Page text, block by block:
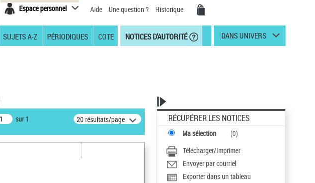
Espace personnel Aide Une question ? Historique
SUJETS A-Z PÉRIODIQUES COTE NOTICES D'AUTORITÉ DANS UNIVERS
sur 1 20 résultats/page RÉCUPÉRER LES NOTICES
Ma sélection (0)
Télécharger/Imprimer
Envoyer par courriel
Exporter dans un tableau